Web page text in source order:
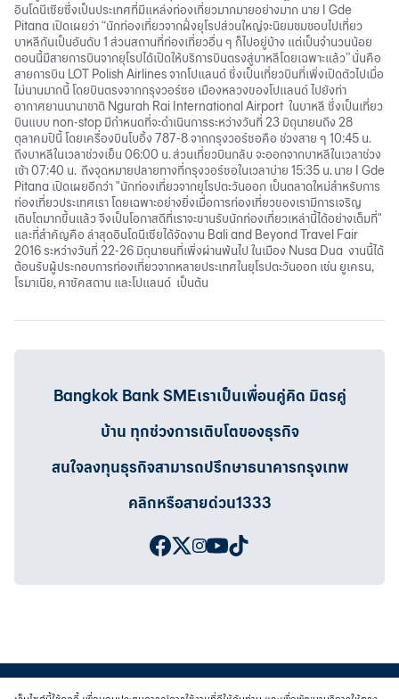
อินโดนีเซียซึ่งเป็นประเทศที่มีแหล่งท่องเที่ยวมากมายอย่างมาก นาย I Gde
Pitana เปิดเผยว่า “นักท่องเที่ยวจากฝั่งยุโรปส่วนใหญ่จะนิยมชมชอบไปเที่ยว
บาหลีกันเป็นอันดับ 1 ส่วนสถานที่ท่องเที่ยวอื่น ๆ ก็ไปอยู่บ้าง แต่เป็นจำนวนน้อย
ตอนนี้มีสายการบินจากยุโรปได้เปิดให้บริการบินตรงสู่บาหลีโดยเฉพาะแล้ว” นั่นคือ
สายการบิน LOT Polish Airlines จากโปแลนด์ ซึ่งเป็นเที่ยวบินที่เพิ่งเปิดตัวไปเมื่อ
ไม่นานมากนี้ โดยบินตรงจากกรุงวอร์ซอ เมืองหลวงของโปแลนด์ ไปยังท่า
อากาศยานนานาชาติ Ngurah Rai International Airport ในบาหลี ซึ่งเป็นเที่ยว
บินแบบ non-stop มีกำหนดที่จะดำเนินการระหว่างวันที่ 23 มิถุนายนถึง 28
ตุลาคมปีนี้ โดยเครื่องบินโบอิ้ง 787-8 จากกรุงวอร์ซอคือ ช่วงสาย ๆ 10:45 น.
ถึงบาหลีในเวลาช่วงเย็น 06:00 น. ส่วนเที่ยวบินกลับ จะออกจากบาหลีในเวลาช่วง
เช้า 07:40 น. ถึงจุดหมายปลายทางที่กรุงวอร์ซอในเวลาบ่าย 15:35 น. นาย I Gde
Pitana เปิดเผยอีกว่า "นักท่องเที่ยวจากยุโรปตะวันออก เป็นตลาดใหม่สำหรับการ
ท่องเที่ยวประเทศเรา โดยเฉพาะอย่างยิ่งเมื่อการท่องเที่ยวของเรามีการเจริญ
เติบโตมากขึ้นแล้ว จึงเป็นโอกาสดีที่เราจะขานรับนักท่องเที่ยวเหล่านี้ได้อย่างเต็มที่"
และที่สำคัญคือ ล่าสุดอินโดนีเซียได้จัดงาน Bali and Beyond Travel Fair
2016 ระหว่างวันที่ 22-26 มิถุนายนที่เพิ่งผ่านพ้นไป ในเมือง Nusa Dua งานนี้ได้
ต้อนรับผู้ประกอบการท่องเที่ยวจากหลายประเทศในยุโรปตะวันออก เช่น ยูเครน,
โรมาเนีย, คาซัคสถาน และโปแลนด์ เป็นต้น
Bangkok Bank SMEเราเป็นเพื่อนคู่คิด มิตรคู่
บ้าน ทุกช่วงการเติบโตของธุรกิจ
สนใจลงทุนธุรกิจสามารถปรึกษาธนาคารกรุงเทพ
คลิกหรือสายด่วน1333